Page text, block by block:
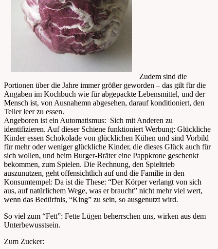
Zudem sind die
Portionen über die Jahre immer größer geworden – das gilt für die
Angaben im Kochbuch wie für abgepackte Lebensmittel, und der
Mensch ist, von Ausnahemn abgesehen, darauf konditioniert, den
Teller leer zu essen.
Angeboren ist ein Automatismus: Sich mit Anderen zu
identifizieren. Auf dieser Schiene funktioniert Werbung: Glückliche
Kinder essen Schokolade von glücklichen Kühen und sind Vorbild
für mehr oder weniger glückliche Kinder, die dieses Glück auch für
sich wollen, und beim Burger-Bräter eine Pappkrone geschenkt
bekommen, zum Spielen. Die Rechnung, den Spieltrieb
auszunutzen, geht offensichtlich auf und die Familie in den
Konsumtempel: Da ist die These: “Der Körper verlangt von sich
aus, auf natürlichem Wege, was er braucht” nicht mehr viel wert,
wenn das Bedürfnis, “King” zu sein, so ausgenutzt wird.
So viel zum “Fett”: Fette Lügen beherrschen uns, wirken aus dem
Unterbewusstsein.
Zum Zucker: